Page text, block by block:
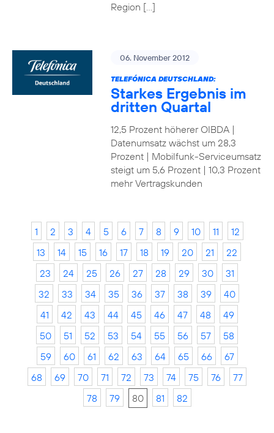
Region […]
06. November 2012
TELEFÓNICA DEUTSCHLAND:
Starkes Ergebnis im
dritten Quartal
12,5 Prozent höherer OIBDA |
Datenumsatz wächst um 28,3
Prozent | Mobilfunk-Serviceumsatz
steigt um 5,6 Prozent | 10,3 Prozent
mehr Vertragskunden
1 2 3 4 5 6 7 8 9 10 11
12
13
14 15 16 17 18 19 20 21
22
23
24 25 26 27 28 29 30
31
32
33 34 35 36 37 38 39
40
41
42 43 44 45 46 47 48
49
50
51 52 53 54 55 56 57
58
59
60 61 62 63 64 65 66
67
68
69 70 71 72 73 74 75 76
77
78
79 80 81 82